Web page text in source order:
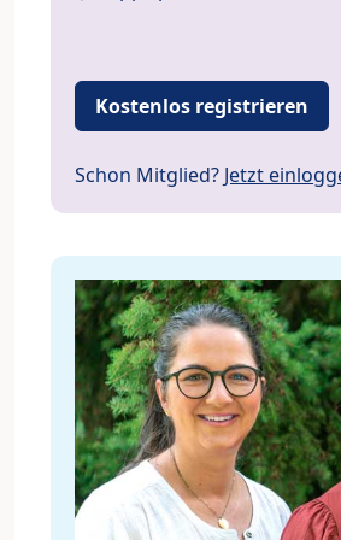
Kostenlos registrieren
Schon Mitglied? Jetzt